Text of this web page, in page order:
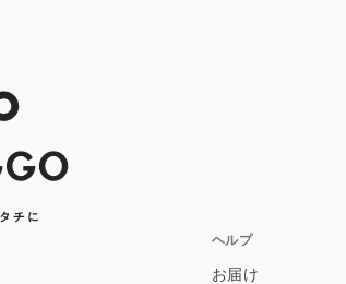
ヘルプ
お届け